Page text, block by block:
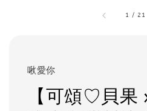
1 / 21
啾愛你
【可頌♡貝果